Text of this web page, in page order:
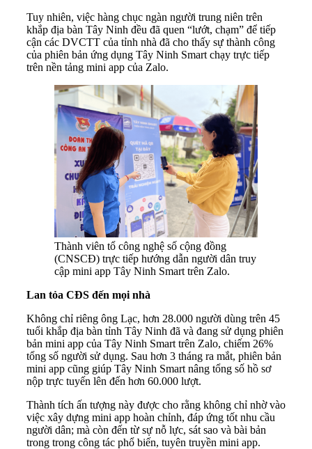
Tuy nhiên, việc hàng chục ngàn người trung niên trên
khắp địa bàn Tây Ninh đều đã quen “lướt, chạm” để tiếp
cận các DVCTT của tỉnh nhà đã cho thấy sự thành công
của phiên bản ứng dụng Tây Ninh Smart chạy trực tiếp
trên nền tảng mini app của Zalo.
‎Thành viên tổ công nghệ số cộng đồng
(CNSCĐ) trực tiếp hướng dẫn người dân truy
cập mini app Tây Ninh Smart trên Zalo.
Lan tỏa CĐS đến mọi nhà
Không chỉ riêng ông Lạc, hơn 28.000 người dùng trên 45
tuổi khắp địa bàn tỉnh Tây Ninh đã và đang sử dụng phiên
bản mini app của Tây Ninh Smart trên Zalo, chiếm 26%
tổng số người sử dụng. Sau hơn 3 tháng ra mắt, phiên bản
mini app cũng giúp Tây Ninh Smart nâng tổng số hồ sơ
nộp trực tuyến lên đến hơn 60.000 lượt.
Thành tích ấn tượng này được cho rằng không chỉ nhờ vào
việc xây dựng mini app hoàn chỉnh, đáp ứng tốt nhu cầu
người dân; mà còn đến từ sự nỗ lực, sát sao và bài bản
trong trong công tác phổ biến, tuyên truyền mini app.